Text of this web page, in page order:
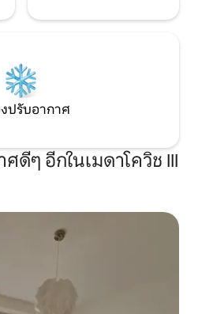
งปรับอากาศ
ดีๆ อีกในเมดาโควิช III